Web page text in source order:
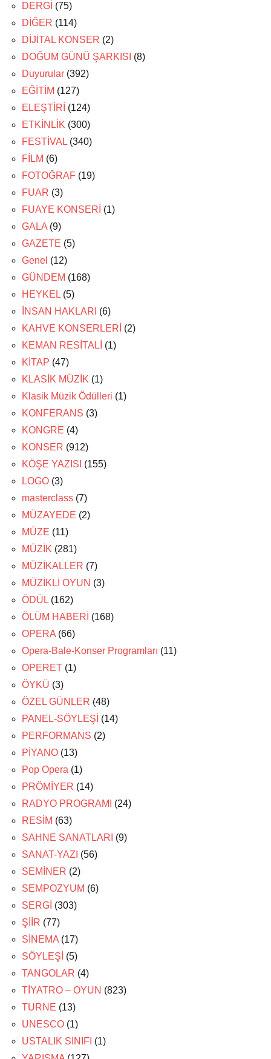
DERGİ (75)
DİĞER (114)
DİJİTAL KONSER (2)
DOĞUM GÜNÜ ŞARKISI (8)
Duyurular (392)
EĞİTİM (127)
ELEŞTİRİ (124)
ETKİNLİK (300)
FESTİVAL (340)
FİLM (6)
FOTOĞRAF (19)
FUAR (3)
FUAYE KONSERİ (1)
GALA (9)
GAZETE (5)
Genel (12)
GÜNDEM (168)
HEYKEL (5)
İNSAN HAKLARI (6)
KAHVE KONSERLERİ (2)
KEMAN RESİTALİ (1)
KİTAP (47)
KLASİK MÜZİK (1)
Klasik Müzik Ödülleri (1)
KONFERANS (3)
KONGRE (4)
KONSER (912)
KÖŞE YAZISI (155)
LOGO (3)
masterclass (7)
MÜZAYEDE (2)
MÜZE (11)
MÜZİK (281)
MÜZİKALLER (7)
MÜZİKLİ OYUN (3)
ÖDÜL (162)
ÖLÜM HABERİ (168)
OPERA (66)
Opera-Bale-Konser Programları (11)
OPERET (1)
ÖYKÜ (3)
ÖZEL GÜNLER (48)
PANEL-SÖYLEŞİ (14)
PERFORMANS (2)
PİYANO (13)
Pop Opera (1)
PRÖMİYER (14)
RADYO PROGRAMI
(24)
RESİM (63)
SAHNE SANATLARI (9)
SANAT-YAZI (56)
SEMİNER (2)
SEMPOZYUM (6)
SERGİ (303)
ŞİİR (77)
SİNEMA (17)
SÖYLEŞİ (5)
TANGOLAR (4)
TİYATRO – OYUN (823)
TURNE (13)
UNESCO (1)
USTALIK SINIFI (1)